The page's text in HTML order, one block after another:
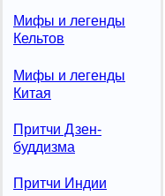
Мифы и легенды
Кельтов
Мифы и легенды
Китая
Притчи Дзен-
буддизма
Притчи Индии